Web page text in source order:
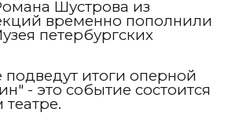
Шустрова из
временно пополнили
петербургских
подведут итоги оперной
- это событие состоится